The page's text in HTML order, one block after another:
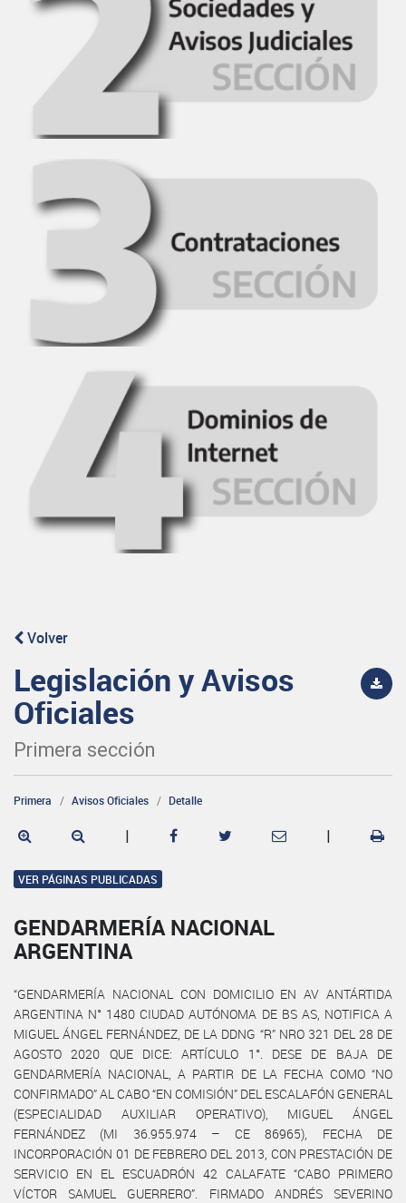
Volver
Legislación y Avisos
Oficiales
Primera sección
Primera Avisos Oficiales Detalle
| |
VER PÁGINAS PUBLICADAS
GENDARMERÍA NACIONAL
ARGENTINA
“GENDARMERÍA NACIONAL CON DOMICILIO EN AV ANTÁRTIDA
ARGENTINA N° 1480 CIUDAD AUTÓNOMA DE BS AS, NOTIFICA A
MIGUEL ÁNGEL FERNÁNDEZ, DE LA DDNG “R” NRO 321 DEL 28 DE
AGOSTO 2020 QUE DICE: ARTÍCULO 1°. DESE DE BAJA DE
GENDARMERÍA NACIONAL, A PARTIR DE LA FECHA COMO “NO
CONFIRMADO” AL CABO “EN COMISIÓN” DEL ESCALAFÓN GENERAL
(ESPECIALIDAD AUXILIAR OPERATIVO), MIGUEL ÁNGEL
FERNÁNDEZ (MI 36.955.974 – CE 86965), FECHA DE
INCORPORACIÓN 01 DE FEBRERO DEL 2013, CON PRESTACIÓN DE
SERVICIO EN EL ESCUADRÓN 42 CALAFATE “CABO PRIMERO
VÍCTOR SAMUEL GUERRERO”. FIRMADO ANDRÉS SEVERINO